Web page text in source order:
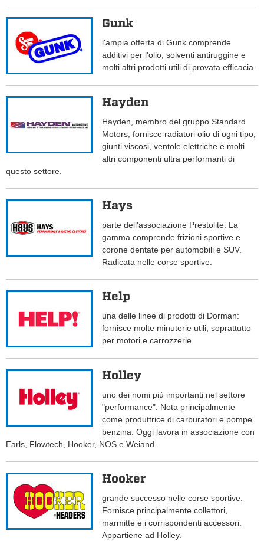
Gunk
l'ampia offerta di Gunk comprende
additivi per l'olio, solventi antiruggine e
molti altri prodotti utili di provata efficacia.
Hayden
Hayden, membro del gruppo Standard
Motors, fornisce radiatori olio di ogni tipo,
giunti viscosi, ventole elettriche e molti
altri componenti ultra performanti di
questo settore.
Hays
parte dell'associazione Prestolite. La
gamma comprende frizioni sportive e
corone dentate per automobili e SUV.
Radicata nelle corse sportive.
Help
una delle linee di prodotti di Dorman:
fornisce molte minuterie utili, soprattutto
per motori e carrozzerie.
Holley
uno dei nomi più importanti nel settore
"performance". Nota principalmente
come produttrice di carburatori e pompe
benzina. Oggi lavora in associazione con
Earls, Flowtech, Hooker, NOS e Weiand.
Hooker
grande successo nelle corse sportive.
Fornisce principalmente collettori,
marmitte e i corrispondenti accessori.
Appartiene ad Holley.